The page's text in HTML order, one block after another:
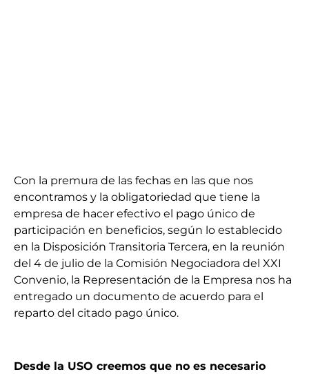
Con la premura de las fechas en las que nos
encontramos y la obligatoriedad que tiene la
empresa de hacer efectivo el pago único de
participación en beneficios, según lo establecido
en la Disposición Transitoria Tercera, en la reunión
del 4 de julio de la Comisión Negociadora del XXI
Convenio, la Representación de la Empresa nos ha
entregado un documento de acuerdo para el
reparto del citado pago único.
Desde la USO creemos que no es necesario